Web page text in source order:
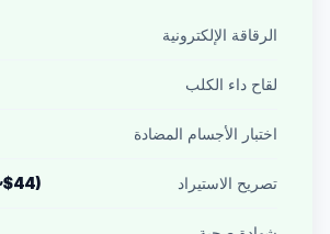
الرقاقة الإلكترونية
لقاح داء الكلب
اختبار الأجسام المضادة
تصريح الاستيراد